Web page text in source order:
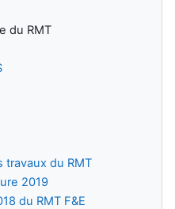
du RMT
travaux du RMT
2019
du RMT F&E